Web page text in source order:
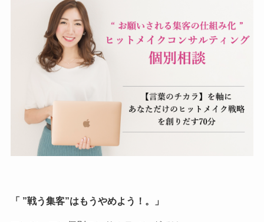
「 ”戦う集客”はもうやめよう！。」